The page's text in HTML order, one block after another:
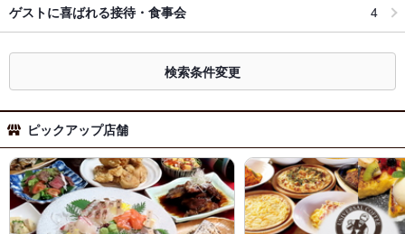
ゲストに喜ばれる接待・食事会 4
検索条件変更
ピックアップ店舗